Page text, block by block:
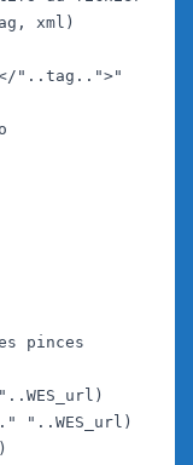
xml)
"..tag..">"
pinces
"..WES_url)